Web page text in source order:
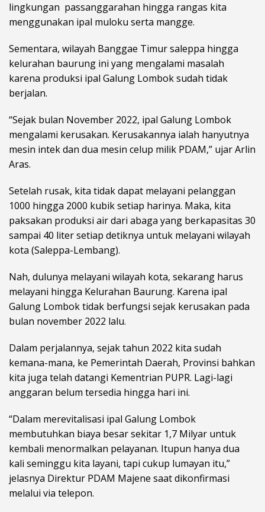
lingkungan passanggarahan hingga rangas kita
menggunakan ipal muloku serta mangge.
Sementara, wilayah Banggae Timur saleppa hingga
kelurahan baurung ini yang mengalami masalah
karena produksi ipal Galung Lombok sudah tidak
berjalan.
“Sejak bulan November 2022, ipal Galung Lombok
mengalami kerusakan. Kerusakannya ialah hanyutnya
mesin intek dan dua mesin celup milik PDAM,” ujar Arlin
Aras.
Setelah rusak, kita tidak dapat melayani pelanggan
1000 hingga 2000 kubik setiap harinya. Maka, kita
paksakan produksi air dari abaga yang berkapasitas 30
sampai 40 liter setiap detiknya untuk melayani wilayah
kota (Saleppa-Lembang).
Nah, dulunya melayani wilayah kota, sekarang harus
melayani hingga Kelurahan Baurung. Karena ipal
Galung Lombok tidak berfungsi sejak kerusakan pada
bulan november 2022 lalu.
Dalam perjalannya, sejak tahun 2022 kita sudah
kemana-mana, ke Pemerintah Daerah, Provinsi bahkan
kita juga telah datangi Kementrian PUPR. Lagi-lagi
anggaran belum tersedia hingga hari ini.
“Dalam merevitalisasi ipal Galung Lombok
membutuhkan biaya besar sekitar 1,7 Milyar untuk
kembali menormalkan pelayanan. Itupun hanya dua
kali seminggu kita layani, tapi cukup lumayan itu,”
jelasnya Direktur PDAM Majene saat dikonfirmasi
melalui via telepon.